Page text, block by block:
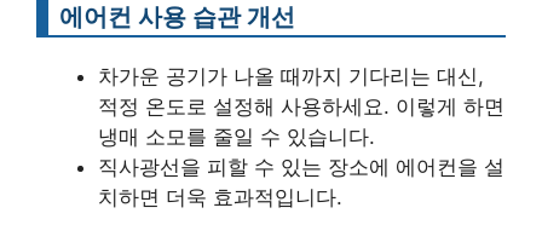
에어컨 사용 습관 개선
차가운 공기가 나올 때까지 기다리는 대신,
적정 온도로 설정해 사용하세요. 이렇게 하면
냉매 소모를 줄일 수 있습니다.
직사광선을 피할 수 있는 장소에 에어컨을 설
치하면 더욱 효과적입니다.